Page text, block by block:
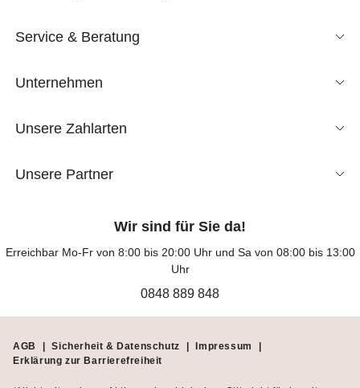
Service & Beratung
Unternehmen
Unsere Zahlarten
Unsere Partner
Wir sind für Sie da!
Erreichbar Mo-Fr von 8:00 bis 20:00 Uhr und Sa von 08:00 bis 13:00
Uhr
0848 889 848
AGB | Sicherheit & Datenschutz | Impressum
|
Erklärung zur Barrierefreiheit